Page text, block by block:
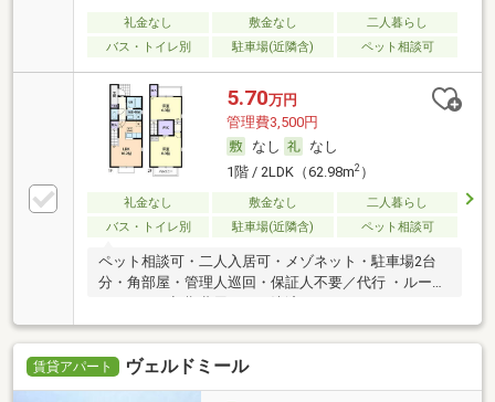
礼金なし 敷金なし
二人暮らし
バス・トイレ別
駐車場(近隣含) ペット相談可
5.70万円
管理費3,500円
なし
なし
1階 / 2LDK（62.98m2）
礼金なし 敷金なし
二人暮らし
バス・トイレ別
駐車場(近隣含) ペット相談可
ペット相談可・二人入居可・メゾネット・駐車場2台
分・角部屋・管理人巡回・保証人不要／代行 ・ルーム
賃貸アパート ヴェルドミール